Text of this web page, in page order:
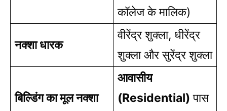
कॉलेज के मालिक)
नक्शा धारक
वीरेंद्र शुक्ला, धीरेंद्र
शुक्ला और सुरेंद्र शुक्ला
बिल्डिंग का मूल नक्शा
आवासीय
(Residential) पास